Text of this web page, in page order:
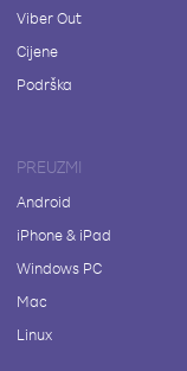
Viber Out
Cijene
Podrška
PREUZMI
Android
iPhone & iPad
Windows PC
Mac
Linux